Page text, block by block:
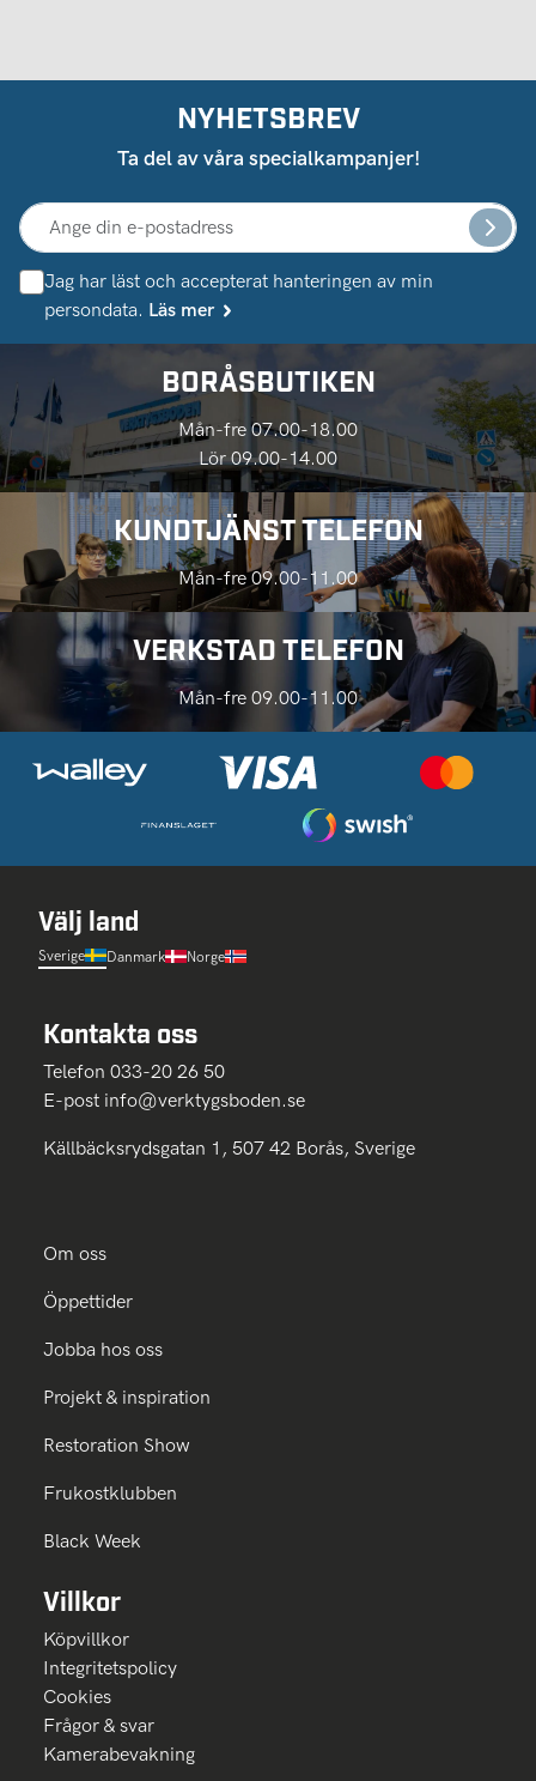
NYHETSBREV
Ta del av våra specialkampanjer!
Jag har läst och accepterat hanteringen av min
persondata. Läs mer
BORÅSBUTIKEN
Mån-fre 07.00-18.00
Lör 09.00-14.00
KUNDTJÄNST TELEFON
Mån-fre 09.00-11.00
VERKSTAD TELEFON
Mån-fre 09.00-11.00
Välj land
Sverige Danmark Norge
Kontakta oss
Telefon 033-20 26 50
E-post info@verktygsboden.se
Källbäcksrydsgatan 1, 507 42 Borås, Sverige
Om oss
Öppettider
Jobba hos oss
Projekt & inspiration
Restoration Show
Frukostklubben
Black Week
Villkor
Köpvillkor
Integritetspolicy
Cookies
Frågor & svar
Kamerabevakning